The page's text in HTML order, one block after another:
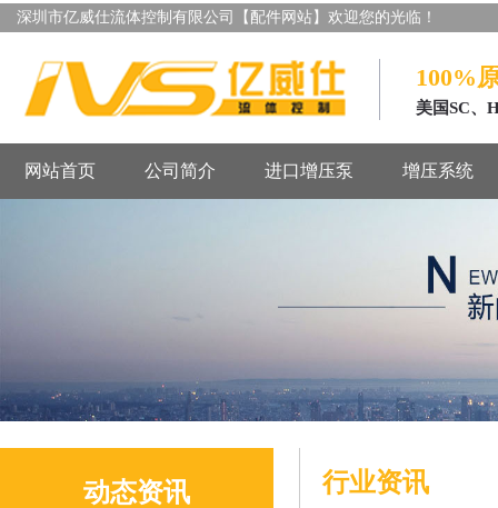
深圳市亿威仕流体控制有限公司【配件网站】欢迎您的光临！
100%
美国SC、
网站首页 公司简介 进口增压泵 增压系统
动态资讯 行业资讯